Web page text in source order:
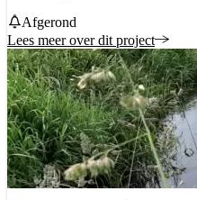
Status
Afgerond
Lees meer over dit project